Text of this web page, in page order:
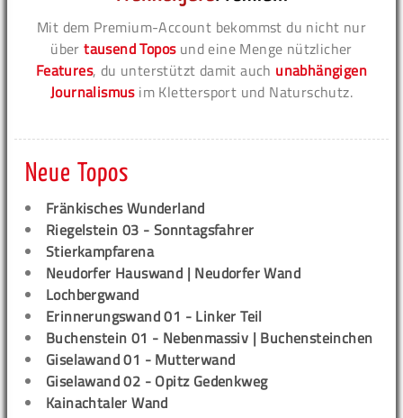
Mit dem Premium-Account bekommst du nicht nur
übertausend Toposund eine Menge nützlicher
Features, du unterstützt damit auch unabhängigen
Journalismusim Klettersport und Naturschutz.
Neue Topos
Fränkisches Wunderland
Riegelstein 03 - Sonntagsfahrer
Stierkampfarena
Neudorfer Hauswand | Neudorfer Wand
Lochbergwand
Erinnerungswand 01 - Linker Teil
Buchenstein 01 - Nebenmassiv | Buchensteinchen
Giselawand 01 - Mutterwand
Giselawand 02 - Opitz Gedenkweg
Kainachtaler Wand